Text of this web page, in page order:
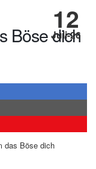
12
Juli-26
Böse dich
das Böse dich